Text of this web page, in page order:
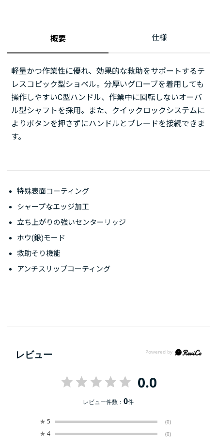
概要 仕様
軽量かつ作業性に優れ、効果的な救助をサポートするテ
レスコピック型ショベル。分厚いグローブを着用しても
操作しやすいC型ハンドル、作業中に回転しないオーバ
ル型シャフトを採用。また、クイックロックシステムに
よりボタンを押さずにハンドルとブレードを接続できま
す。
特殊表面コーティング
シャープなエッジ加工
立ち上がりの強いセンターリッジ
ホウ(鍬)モード
救助そり機能
アンチスリップコーティング
レビュー
0.0
レビュー件数：0件
★ 5 (0)
★ 4 (0)